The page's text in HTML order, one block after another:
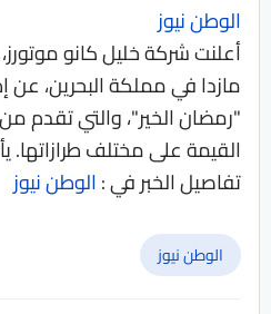
الوطن نيوز
أعلنت شركة خليل كانو
مازدا في مملكة البحرين، عن
"رمضان الخير"، والتي تقدم
القيمة على مختلف طرازاتها.
تفاصيل الخبر في :الوطن نيوز
الوطن نيوز